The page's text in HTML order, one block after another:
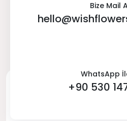
Bize Mail
WhatsApp
+90 530